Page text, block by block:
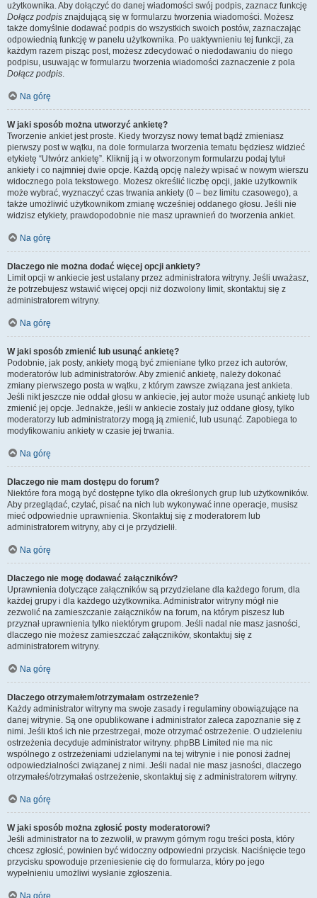
użytkownika. Aby dołączyć do danej wiadomości swój podpis, zaznacz funkcję
Dołącz podpis znajdującą się w formularzu tworzenia wiadomości. Możesz
także domyślnie dodawać podpis do wszystkich swoich postów, zaznaczając
odpowiednią funkcję w panelu użytkownika. Po uaktywnieniu tej funkcji, za
każdym razem pisząc post, możesz zdecydować o niedodawaniu do niego
podpisu, usuwając w formularzu tworzenia wiadomości zaznaczenie z pola
Dołącz podpis.
Na górę
W jaki sposób można utworzyć ankietę?
Tworzenie ankiet jest proste. Kiedy tworzysz nowy temat bądź zmieniasz
pierwszy post w wątku, na dole formularza tworzenia tematu będziesz widzieć
etykietę “Utwórz ankietę”. Kliknij ją i w otworzonym formularzu podaj tytuł
ankiety i co najmniej dwie opcje. Każdą opcję należy wpisać w nowym wierszu
widocznego pola tekstowego. Możesz określić liczbę opcji, jakie użytkownik
może wybrać, wyznaczyć czas trwania ankiety (0 – bez limitu czasowego), a
także umożliwić użytkownikom zmianę wcześniej oddanego głosu. Jeśli nie
widzisz etykiety, prawdopodobnie nie masz uprawnień do tworzenia ankiet.
Na górę
Dlaczego nie można dodać więcej opcji ankiety?
Limit opcji w ankiecie jest ustalany przez administratora witryny. Jeśli uważasz,
że potrzebujesz wstawić więcej opcji niż dozwolony limit, skontaktuj się z
administratorem witryny.
Na górę
W jaki sposób zmienić lub usunąć ankietę?
Podobnie, jak posty, ankiety mogą być zmieniane tylko przez ich autorów,
moderatorów lub administratorów. Aby zmienić ankietę, należy dokonać
zmiany pierwszego posta w wątku, z którym zawsze związana jest ankieta.
Jeśli nikt jeszcze nie oddał głosu w ankiecie, jej autor może usunąć ankietę lub
zmienić jej opcje. Jednakże, jeśli w ankiecie zostały już oddane głosy, tylko
moderatorzy lub administratorzy mogą ją zmienić, lub usunąć. Zapobiega to
modyfikowaniu ankiety w czasie jej trwania.
Na górę
Dlaczego nie mam dostępu do forum?
Niektóre fora mogą być dostępne tylko dla określonych grup lub użytkowników.
Aby przeglądać, czytać, pisać na nich lub wykonywać inne operacje, musisz
mieć odpowiednie uprawnienia. Skontaktuj się z moderatorem lub
administratorem witryny, aby ci je przydzielił.
Na górę
Dlaczego nie mogę dodawać załączników?
Uprawnienia dotyczące załączników są przydzielane dla każdego forum, dla
każdej grupy i dla każdego użytkownika. Administrator witryny mógł nie
zezwolić na zamieszczanie załączników na forum, na którym piszesz lub
przyznał uprawnienia tylko niektórym grupom. Jeśli nadal nie masz jasności,
dlaczego nie możesz zamieszczać załączników, skontaktuj się z
administratorem witryny.
Na górę
Dlaczego otrzymałem/otrzymałam ostrzeżenie?
Każdy administrator witryny ma swoje zasady i regulaminy obowiązujące na
danej witrynie. Są one opublikowane i administrator zaleca zapoznanie się z
nimi. Jeśli ktoś ich nie przestrzegał, może otrzymać ostrzeżenie. O udzieleniu
ostrzeżenia decyduje administrator witryny. phpBB Limited nie ma nic
wspólnego z ostrzeżeniami udzielanymi na tej witrynie i nie ponosi żadnej
odpowiedzialności związanej z nimi. Jeśli nadal nie masz jasności, dlaczego
otrzymałeś/otrzymałaś ostrzeżenie, skontaktuj się z administratorem witryny.
Na górę
W jaki sposób można zgłosić posty moderatorowi?
Jeśli administrator na to zezwolił, w prawym górnym rogu treści posta, który
chcesz zgłosić, powinien być widoczny odpowiedni przycisk. Naciśnięcie tego
przycisku spowoduje przeniesienie cię do formularza, który po jego
wypełnieniu umożliwi wysłanie zgłoszenia.
Na górę